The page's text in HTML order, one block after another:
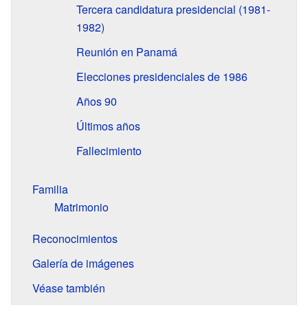
Tercera candidatura presidencial (1981-
1982)
Reunión en Panamá
Elecciones presidenciales de 1986
Años 90
Últimos años
Fallecimiento
Familia
Matrimonio
Reconocimientos
Galería de imágenes
Véase también